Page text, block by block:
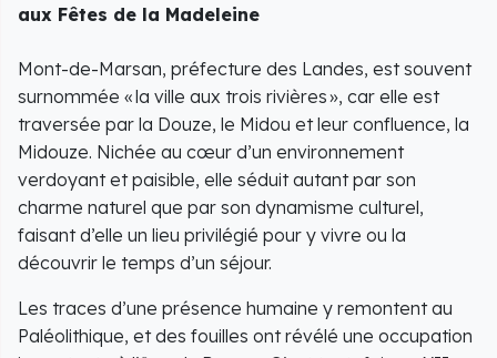
aux Fêtes de la Madeleine
Mont-de-Marsan, préfecture des Landes, est souvent
surnommée « la ville aux trois rivières », car elle est
traversée par la Douze, le Midou et leur confluence, la
Midouze. Nichée au cœur d’un environnement
verdoyant et paisible, elle séduit autant par son
charme naturel que par son dynamisme culturel,
faisant d’elle un lieu privilégié pour y vivre ou la
découvrir le temps d’un séjour.
Les traces d’une présence humaine y remontent au
Paléolithique, et des fouilles ont révélé une occupation